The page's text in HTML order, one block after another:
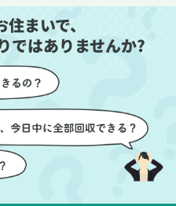
壁や床を傷つけないよう
に細心の注意を払ってい
ただき、家全体がスムー
ズに片付いていくのがと
ても嬉しかったです。作
業が終わった後には、こ
ちらからお願いしなくて
も部屋を簡単に清掃して
いただけたのも好印象で
した。
まいで、
ではありませんか?